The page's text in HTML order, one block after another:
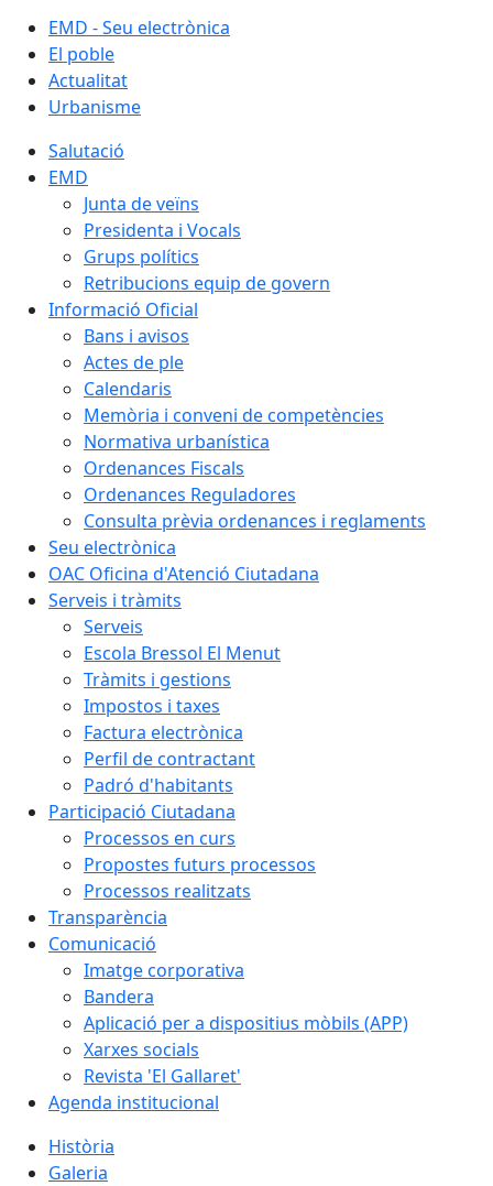
EMD - Seu electrònica
El poble
Actualitat
Urbanisme
Salutació
EMD
Junta de veïns
Presidenta i Vocals
Grups polítics
Retribucions equip de govern
Informació Oficial
Bans i avisos
Actes de ple
Calendaris
Memòria i conveni de competències
Normativa urbanística
Ordenances Fiscals
Ordenances Reguladores
Consulta prèvia ordenances i reglaments
Seu electrònica
OAC Oficina d'Atenció Ciutadana
Serveis i tràmits
Serveis
Escola Bressol El Menut
Tràmits i gestions
Impostos i taxes
Factura electrònica
Perfil de contractant
Padró d'habitants
Participació Ciutadana
Processos en curs
Propostes futurs processos
Processos realitzats
Transparència
Comunicació
Imatge corporativa
Bandera
Aplicació per a dispositius mòbils (APP)
Xarxes socials
Revista 'El Gallaret'
Agenda institucional
Història
Galeria